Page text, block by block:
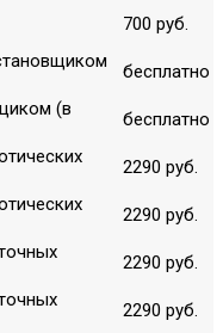
700 руб.
бесплатно
(в
бесплатно
2290 руб.
2290 руб.
2290 руб.
2290 руб.